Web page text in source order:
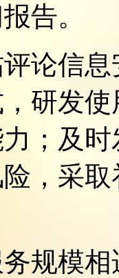
告。
评论信
研发
；及
，采
务规模